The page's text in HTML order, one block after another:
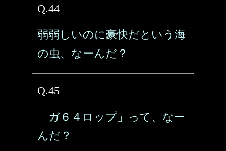
Q.44
弱弱しいのに豪快だという海
の虫、なーんだ？
Q.45
「ガ６４ロップ」って、なー
んだ？